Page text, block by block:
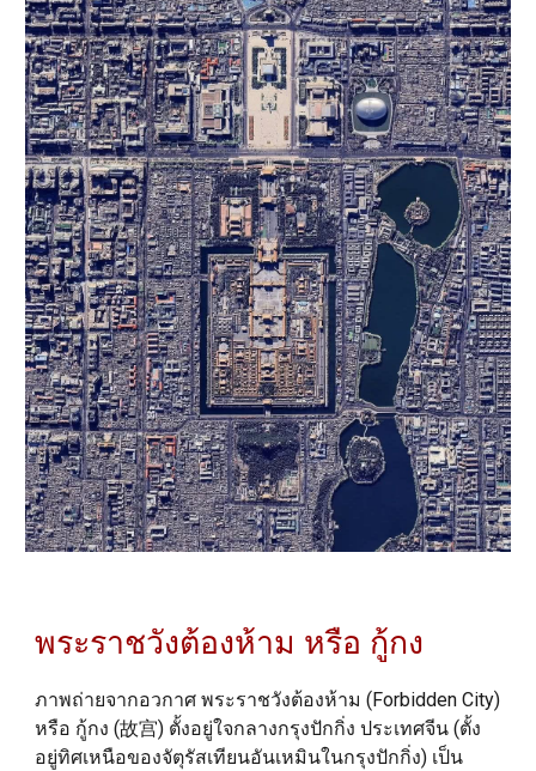
พระราชวังต้องห้าม หรือ กู้กง
ภาพถ่ายจากอวกาศ พระราชวังต้องห้าม (Forbidden City)
หรือ กู้กง (故宫) ตั้งอยู่ใจกลางกรุงปักกิ่ง ประเทศจีน (ตั้ง
อยู่ทิศเหนือของจัตุรัสเทียนอันเหมินในกรุงปักกิ่ง) เป็น